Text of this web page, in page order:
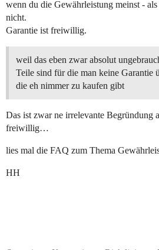
wenn du die Gewährleistung meinst -
nicht.
Garantie ist freiwillig.
weil das eben zwar absolut
Teile sind für die man keine Garantie
die eh nimmer zu kaufen gibt
Das ist zwar ne irrelevante Begründung
freiwillig…
lies mal die FAQ zum Thema
HH